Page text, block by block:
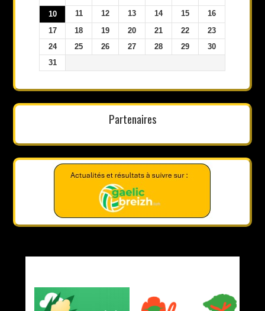
10
11 12 13 14 15
16
17
18 19 20 21 22
23
24
25 26 27 28 29
30
31
Partenaires